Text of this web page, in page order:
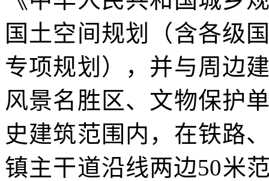
国土空间规划（含各级
专项规划），并与周边
风景名胜区、文物保护
史建筑范围内，在铁路
镇主干道沿线两边50米